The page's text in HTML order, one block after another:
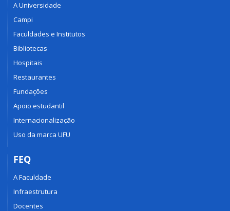
A Universidade
Campi
Faculdades e Institutos
Bibliotecas
Hospitais
Restaurantes
Fundações
Apoio estudantil
Internacionalização
Uso da marca UFU
FEQ
A Faculdade
Infraestrutura
Docentes